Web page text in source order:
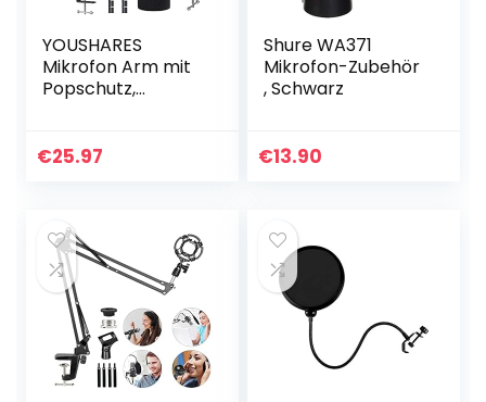
YOUSHARES
Mikrofon Arm mit
Popschutz,
Kompatibel mit
€25.97
Shure WA371
Mikrofon-Zubehör
, Schwarz
€13.90